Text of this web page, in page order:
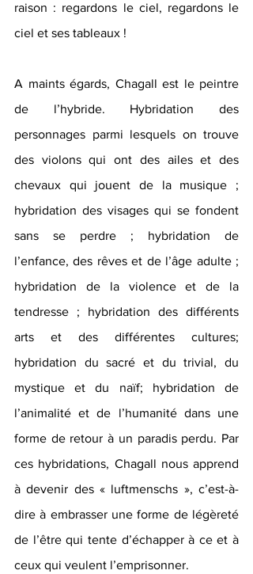
raison : regardons le ciel, regardons le
ciel et ses tableaux !
A maints égards, Chagall est le peintre
de l’hybride. Hybridation des
personnages parmi lesquels on trouve
des violons qui ont des ailes et des
chevaux qui jouent de la musique ;
hybridation des visages qui se fondent
sans se perdre ; hybridation de
l’enfance, des rêves et de l’âge adulte ;
hybridation de la violence et de la
tendresse ; hybridation des différents
arts et des différentes cultures;
hybridation du sacré et du trivial, du
mystique et du naïf; hybridation de
l’animalité et de l’humanité dans une
forme de retour à un paradis perdu. Par
ces hybridations, Chagall nous apprend
à devenir des « luftmenschs », c’est-à-
dire à embrasser une forme de légèreté
de l’être qui tente d’échapper à ce et à
ceux qui veulent l’emprisonner.